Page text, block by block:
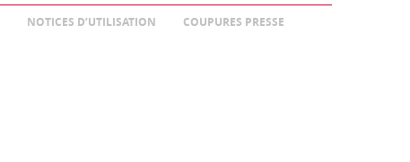
NOTICES D’UTILISATION COUPURES PRESSE